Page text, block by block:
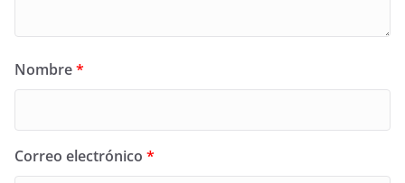
Nombre*
Correo electrónico *